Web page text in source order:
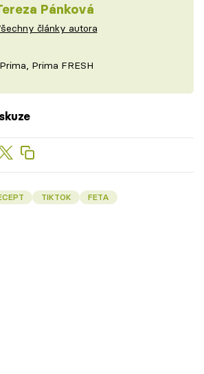
Pánková
články autora
Prima FRESH
TIKTOK
FETA